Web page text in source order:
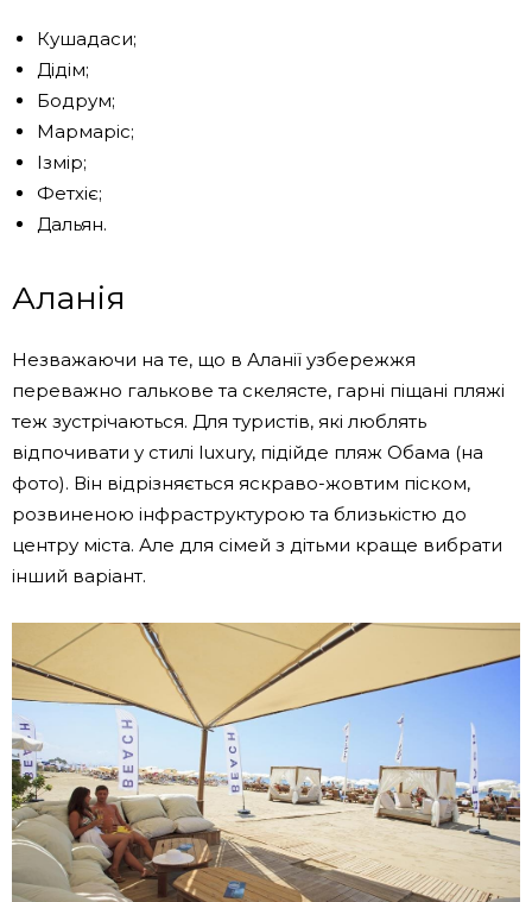
Кушадаси;
Дідім;
Бодрум;
Мармаріс;
Ізмір;
Фетхіє;
Дальян.
Аланія
Незважаючи на те, що в Аланії узбережжя
переважно галькове та скелясте, гарні піщані пляжі
теж зустрічаються. Для туристів, які люблять
відпочивати у стилі luxury, підійде пляж Обама (на
фото). Він відрізняється яскраво-жовтим піском,
розвиненою інфраструктурою та близькістю до
центру міста. Але для сімей з дітьми краще вибрати
інший варіант.